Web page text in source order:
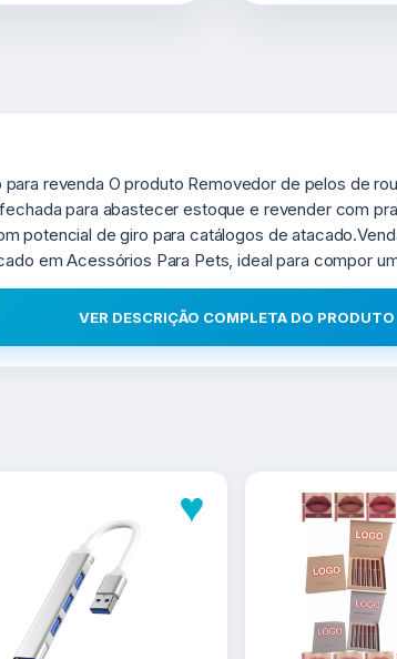
revenda O produto Removedor de pelos de
para abastecer estoque e revender com
potencial de giro para catálogos de
em Acessórios Para Pets, ideal para compor
VER DESCRIÇÃO COMPLETA DO PRODUTO
♥